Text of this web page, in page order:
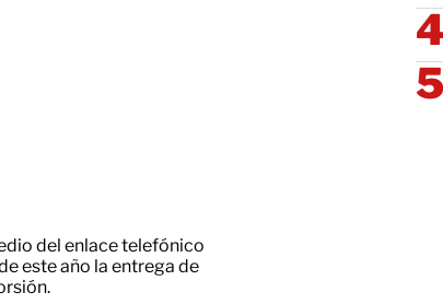
del enlace telefónico
este año la entrega de